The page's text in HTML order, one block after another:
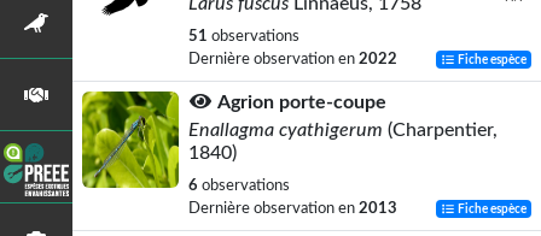
51 observations
Dernière observation en 2022 Fiche espèce
Agrion porte-coupe
Enallagma cyathigerum (Charpentier,
1840)
6 observations
Dernière observation en 2013 Fiche espèce